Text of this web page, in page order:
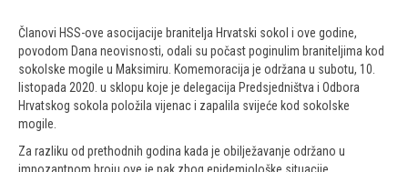
Članovi HSS-ove asocijacije branitelja Hrvatski sokol i ove godine,
povodom Dana neovisnosti, odali su počast poginulim braniteljima kod
sokolske mogile u Maksimiru. Komemoracija je održana u subotu, 10.
listopada 2020. u sklopu koje je delegacija Predsjedništva i Odbora
Hrvatskog sokola položila vijenac i zapalila svijeće kod sokolske
mogile.
Za razliku od prethodnih godina kada je obilježavanje održano u